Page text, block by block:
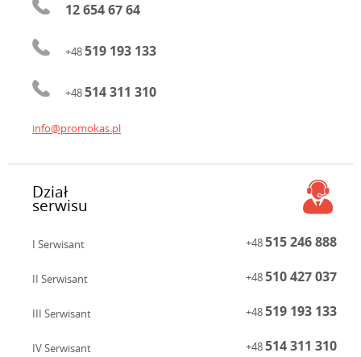
12 654 67 64
+48519 193 133
+48514 311 310
info@promokas.pl
Dział
serwisu
I Serwisant +48515 246 888
II Serwisant +48510 427 037
III Serwisant +48519 193 133
IV Serwisant +48514 311 310